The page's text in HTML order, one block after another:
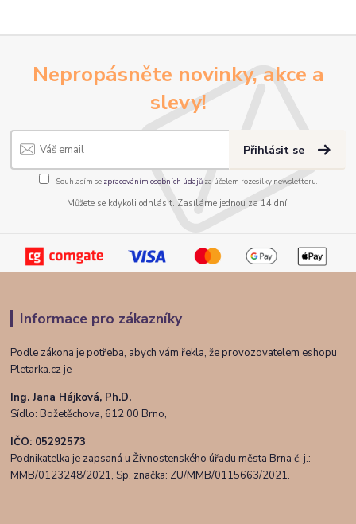
Nepropásněte novinky, akce a
slevy!
Přihlásit se
Souhlasím se zpracováním osobních údajůza účelem rozesílky newsletteru.
Můžete se kdykoli odhlásit. Zasíláme jednou za 14 dní.
Informace pro zákazníky
Podle zákona je potřeba, abych vám řekla, že provozovatelem eshopu
Pletarka.cz je
Ing. Jana Hájková, Ph.D.
Sídlo: Božetěchova, 612 00 Brno,
IČO: 05292573
Podnikatelka je zapsaná u Živnostenského úřadu města Brna č. j.:
MMB/0123248/2021, Sp. značka: ZU/MMB/0115663/2021.